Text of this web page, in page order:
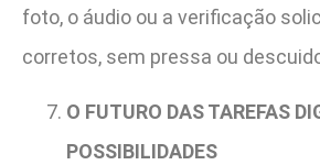
foto, o áudio ou a verificação
corretos, sem pressa ou
O FUTURO DAS TAREFAS
POSSIBILIDADES